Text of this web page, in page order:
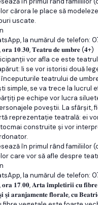
cărora le place să
uscate.
la numărul de telefon:
𝐨𝐫𝐚 𝟏𝟎.𝟑𝟎, 𝐓𝐞𝐚𝐭𝐫𝐮 𝐝𝐞 𝐮𝐦𝐛𝐫𝐞 (𝟒+)
vor afla ce este
li se vor istorisi două
teatrului de
simple, se va trece la lucrul
pe echipe vor lucra
poveștii. La sfârșit,
reprezentație teatrală: ei
construite și vor
în primul rând familiilor
care vor să afle despre
la numărul de telefon:
𝐨𝐫𝐚 𝟏𝟕.𝟎𝟎, 𝐀𝐫𝐭𝐚 𝐢̂𝐦𝐩𝐥𝐞𝐭𝐢𝐫𝐢𝐢 𝐜𝐮
𝐬̧𝐢 𝐚𝐫𝐚𝐧𝐣𝐚𝐦𝐞𝐧𝐭𝐞 𝐟𝐥𝐨𝐫𝐚𝐥𝐞, 𝐜𝐮